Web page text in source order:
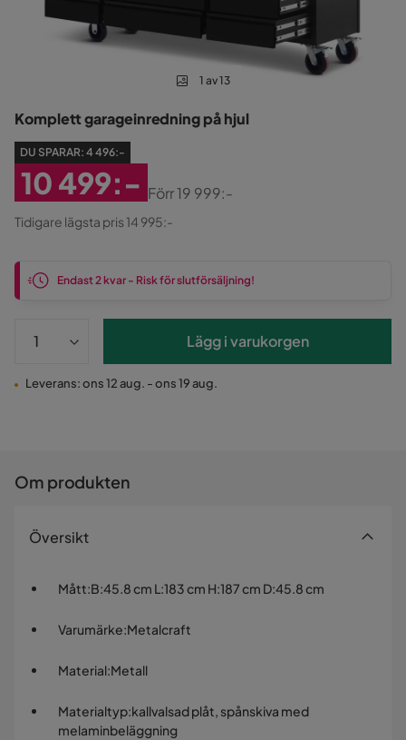
1 av 13
Komplett garageinredning på hjul
DU SPARAR: 4 496:-
Rabatterat
Pris
10 499:-
Original
Pris
Förr19 999:-
Tidigare lägsta pris 14 995:-
Endast 2 kvar - Risk för slutförsäljning!
Lägg i varukorgen
Leverans: ons 12 aug. - ons 19 aug.
Om produkten
Översikt
Mått:B:45.8 cm L:183 cm H:187 cm D:45.8 cm
Varumärke:Metalcraft
Material:Metall
Materialtyp:kallvalsad plåt, spånskiva med
melaminbeläggning